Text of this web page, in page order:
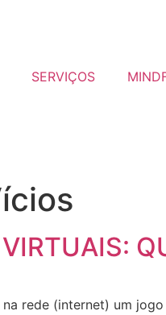
SERVIÇOS
rede (internet) um